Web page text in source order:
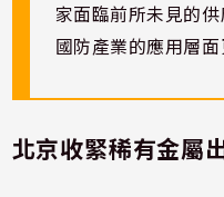
家面臨前所未見的
國防產業的應用層面
北京收緊稀有金屬